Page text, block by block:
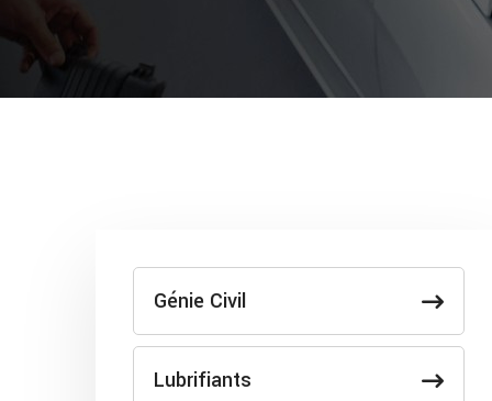
Génie Civil
Lubrifiants